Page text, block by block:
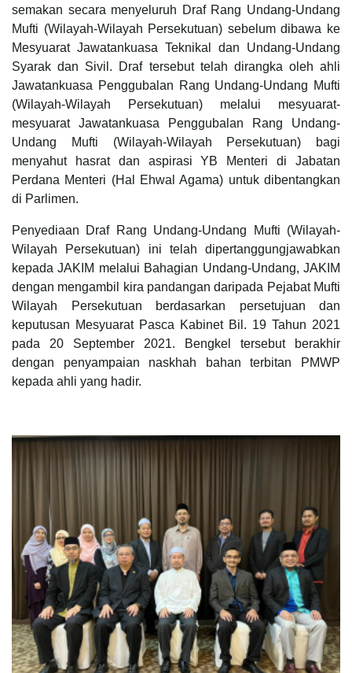
semakan secara menyeluruh Draf Rang Undang-Undang
Mufti (Wilayah-Wilayah Persekutuan) sebelum dibawa ke
Mesyuarat Jawatankuasa Teknikal dan Undang-Undang
Syarak dan Sivil. Draf tersebut telah dirangka oleh ahli
Jawatankuasa Penggubalan Rang Undang-Undang Mufti
(Wilayah-Wilayah Persekutuan) melalui mesyuarat-
mesyuarat Jawatankuasa Penggubalan Rang Undang-
Undang Mufti (Wilayah-Wilayah Persekutuan) bagi
menyahut hasrat dan aspirasi YB Menteri di Jabatan
Perdana Menteri (Hal Ehwal Agama) untuk dibentangkan
di Parlimen.
Penyediaan Draf Rang Undang-Undang Mufti (Wilayah-
Wilayah Persekutuan) ini telah dipertanggungjawabkan
kepada JAKIM melalui Bahagian Undang-Undang, JAKIM
dengan mengambil kira pandangan daripada Pejabat Mufti
Wilayah Persekutuan berdasarkan persetujuan dan
keputusan Mesyuarat Pasca Kabinet Bil. 19 Tahun 2021
pada 20 September 2021. Bengkel tersebut berakhir
dengan penyampaian naskhah bahan terbitan PMWP
kepada ahli yang hadir.